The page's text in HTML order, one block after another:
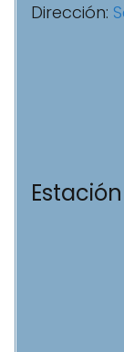
Dirección: